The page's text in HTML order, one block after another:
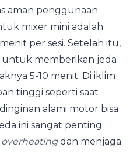
aman penggunaan
mixer mini adalah
per sesi. Setelah itu,
untuk memberikan jeda
5-10 menit. Di iklim
tinggi seperti saat
alami motor bisa
ini sangat penting
overheatingdan menjaga